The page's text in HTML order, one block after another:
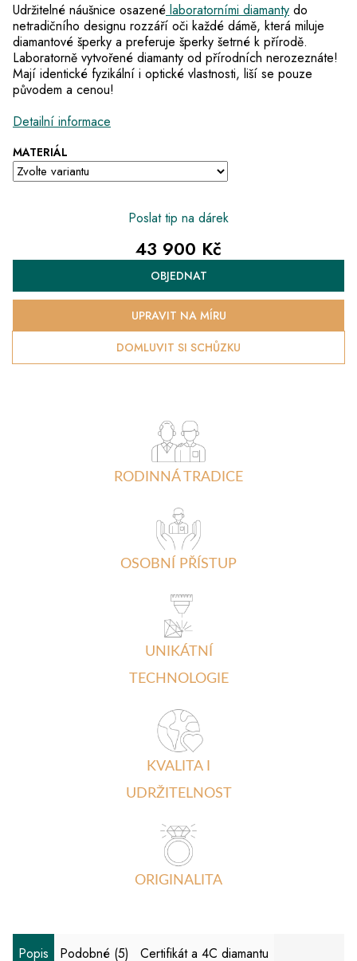
MATERIÁL
Udržitelné náušnice osazené laboratorními diamanty do
netradičního designu rozzáří oči každé dámě, která miluje
diamantové šperky a preferuje šperky šetrné k přírodě.
Laboratorně vytvořené diamanty od přírodních nerozeznáte!
Mají identické fyzikální i optické vlastnosti, liší se pouze
původem a cenou!
Detailní informace
Poslat tip na dárek
43 900 Kč
Měrná
cena:
OBJEDNAT
DOMLUVIT SI SCHŮZKU
UPRAVIT NA MÍRU
RODINNÁ TRADICE
OSOBNÍ PŘÍSTUP
UNIKÁTNÍ
TECHNOLOGIE
KVALITA I
UDRŽITELNOST
ORIGINALITA
Popis Podobné (5) Certifikát a 4C diamantu